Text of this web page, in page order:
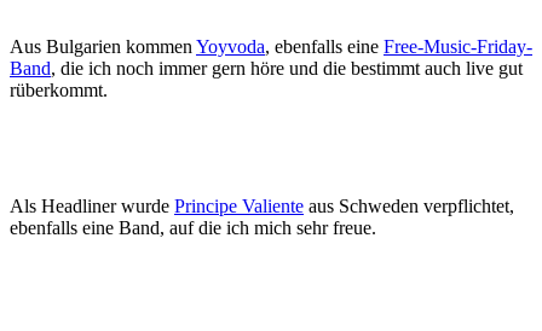
Aus Bulgarien kommen Yoyvoda, ebenfalls eine Free-Music-Friday-
Band, die ich noch immer gern höre und die bestimmt auch live gut
rüberkommt.
Als Headliner wurde Principe Valiente aus Schweden verpflichtet,
ebenfalls eine Band, auf die ich mich sehr freue.